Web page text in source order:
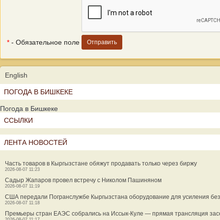
* - Обязательное поле
English
ПОГОДА В БИШКЕКЕ
Погода в Бишкеке
ССЫЛКИ
ЛЕНТА НОВОСТЕЙ
Часть товаров в Кыргызстане обяжут продавать только через биржу
2026-08-07 11:23
Садыр Жапаров провел встречу с Николом Пашиняном
2026-08-07 11:19
США передали Погранслужбе Кыргызстана оборудование для усиления
2026-08-07 11:18
Премьеры стран ЕАЭС собрались на Иссык-Куле — прямая трансляция